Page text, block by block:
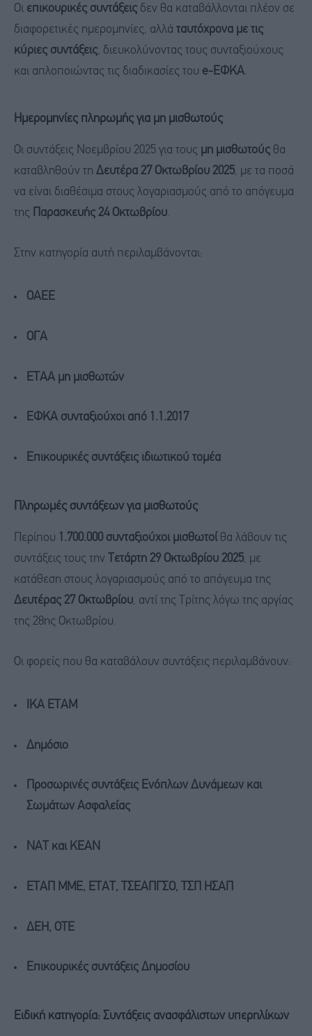
Οι επικουρικές συντάξεις δεν θα καταβάλλονται πλέον σε
διαφορετικές ημερομηνίες, αλλά ταυτόχρονα με τις
κύριες συντάξεις, διευκολύνοντας τους συνταξιούχους
και απλοποιώντας τις διαδικασίες του e-ΕΦΚΑ.
Ημερομηνίες πληρωμής για μη μισθωτούς
Οι συντάξεις Νοεμβρίου 2025 για τους μη μισθωτούς θα
καταβληθούν τη Δευτέρα 27 Οκτωβρίου 2025, με τα ποσά
να είναι διαθέσιμα στους λογαριασμούς από το απόγευμα
της
Παρασκευής 24 Οκτωβρίου.
Στην κατηγορία αυτή περιλαμβάνονται:
ΟΑΕΕ
ΟΓΑ
ΕΤΑΑ μη μισθωτών
ΕΦΚΑ συνταξιούχοι από 1.1.2017
Επικουρικές συντάξεις ιδιωτικού τομέα
Πληρωμές συντάξεων για μισθωτούς
Περίπου 1.700.000 συνταξιούχοι μισθωτοίθα λάβουν τις
συντάξεις τους την
Τετάρτη 29 Οκτωβρίου 2025, με
κατάθεση στους λογαριασμούς από το απόγευμα της
Δευτέρας 27 Οκτωβρίου, αντί της Τρίτης λόγω της αργίας
της 28ης Οκτωβρίου.
Οι φορείς που θα καταβάλουν συντάξεις περιλαμβάνουν:
ΙΚΑ ΕΤΑΜ
Δημόσιο
Προσωρινές συντάξεις Ενόπλων Δυνάμεων και
Σωμάτων Ασφαλείας
ΝΑΤ και ΚΕΑΝ
ΕΤΑΠ ΜΜΕ, ΕΤΑΤ, ΤΣΕΑΠΓΣΟ, ΤΣΠ ΗΣΑΠ
ΔΕΗ, ΟΤΕ
Επικουρικές συντάξεις Δημοσίου
Ειδική κατηγορία: Συντάξεις ανασφάλιστων υπερηλίκων